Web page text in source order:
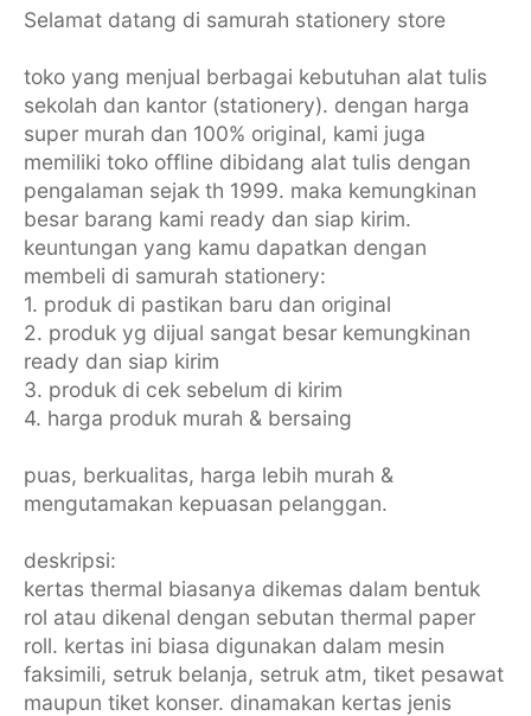
Selamat datang di samurah stationery store
toko yang menjual berbagai kebutuhan alat tulis
sekolah dan kantor (stationery). dengan harga
super murah dan 100% original, kami juga
memiliki toko offline dibidang alat tulis dengan
pengalaman sejak th 1999. maka kemungkinan
besar barang kami ready dan siap kirim.
keuntungan yang kamu dapatkan dengan
membeli di samurah stationery:
1. produk di pastikan baru dan original
2. produk yg dijual sangat besar kemungkinan
ready dan siap kirim
3. produk di cek sebelum di kirim
4. harga produk murah & bersaing
puas, berkualitas, harga lebih murah &
mengutamakan kepuasan pelanggan.
deskripsi:
kertas thermal biasanya dikemas dalam bentuk
rol atau dikenal dengan sebutan thermal paper
roll. kertas ini biasa digunakan dalam mesin
faksimili, setruk belanja, setruk atm, tiket pesawat
maupun tiket konser. dinamakan kertas jenis